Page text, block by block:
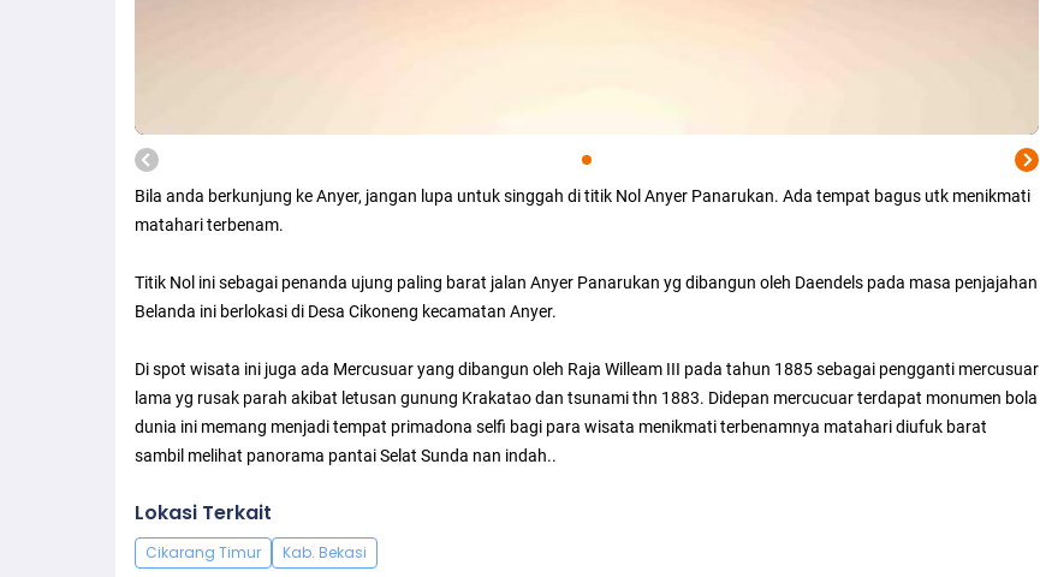
Bila anda berkunjung ke Anyer, jangan lupa untuk singgah di titik Nol Anyer Panarukan. Ada tempat bagus utk menikmati
matahari terbenam.
Titik Nol ini sebagai penanda ujung paling barat jalan Anyer Panarukan yg dibangun oleh Daendels pada masa penjajahan
Belanda ini berlokasi di Desa Cikoneng kecamatan Anyer.
Di spot wisata ini juga ada Mercusuar yang dibangun oleh Raja Willeam III pada tahun 1885 sebagai pengganti mercusuar
lama yg rusak parah akibat letusan gunung Krakatao dan tsunami thn 1883. Didepan mercucuar terdapat monumen bola
dunia ini memang menjadi tempat primadona selfi bagi para wisata menikmati terbenamnya matahari diufuk barat
sambil melihat panorama pantai Selat Sunda nan indah..
Lokasi Terkait
Cikarang Timur Kab. Bekasi